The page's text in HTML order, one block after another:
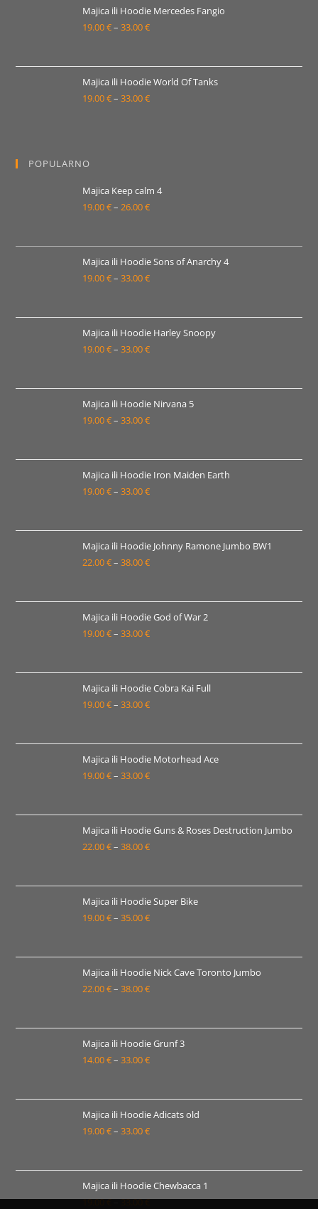
19.00 €
do
Majica ili Hoodie Mercedes Fangio
19.00€– 33.00€Raspon
od
19.00 €
do
Majica ili Hoodie World Of Tanks
19.00€– 33.00€Raspon
33.00 €
POPULARNO
Majica Keep calm 4
19.00€– 26.00€Raspon
od
19.00 €
do
Majica ili Hoodie Sons of Anarchy 4
19.00€– 33.00€Raspon
od
19.00 €
do
Majica ili Hoodie Harley Snoopy
19.00€– 33.00€Raspon
od
19.00 €
do
Majica ili Hoodie Nirvana 5
19.00€– 33.00€Raspon
od
19.00 €
do
Majica ili Hoodie Iron Maiden Earth
19.00€– 33.00€Raspon
od
19.00 €
do
Majica ili Hoodie Johnny Ramone Jumbo BW1
22.00€– 38.00€Raspon
od
22.00 €
do
Majica ili Hoodie God of War 2
19.00€– 33.00€Raspon
od
19.00 €
do
Majica ili Hoodie Cobra Kai Full
19.00€– 33.00€Raspon
od
19.00 €
do
Majica ili Hoodie Motorhead Ace
19.00€– 33.00€Raspon
od
19.00 €
do
Majica ili Hoodie Guns & Roses Destruction Jumbo
22.00€– 38.00€Raspon
od
22.00 €
do
Majica ili Hoodie Super Bike
19.00€– 35.00€Raspon
od
19.00 €
do
Majica ili Hoodie Nick Cave Toronto Jumbo
22.00€– 38.00€Raspon
od
22.00 €
do
Majica ili Hoodie Grunf 3
14.00€– 33.00€Raspon
od
14.00 €
do
Majica ili Hoodie Adicats old
19.00€– 33.00€Raspon
od
19.00 €
do
Majica ili Hoodie Chewbacca 1
19.00€–33.00€Raspon